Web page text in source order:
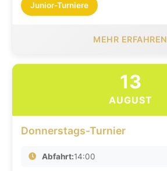
Junior-Turniere
MEHR ERFAHREN
13
AUGUST
Donnerstags-Turnier
Abfahrt:14:00